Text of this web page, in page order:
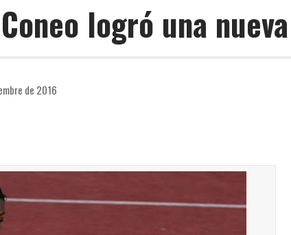
logró una
de 2016